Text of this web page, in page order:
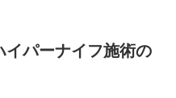
イパーナイフ施術の